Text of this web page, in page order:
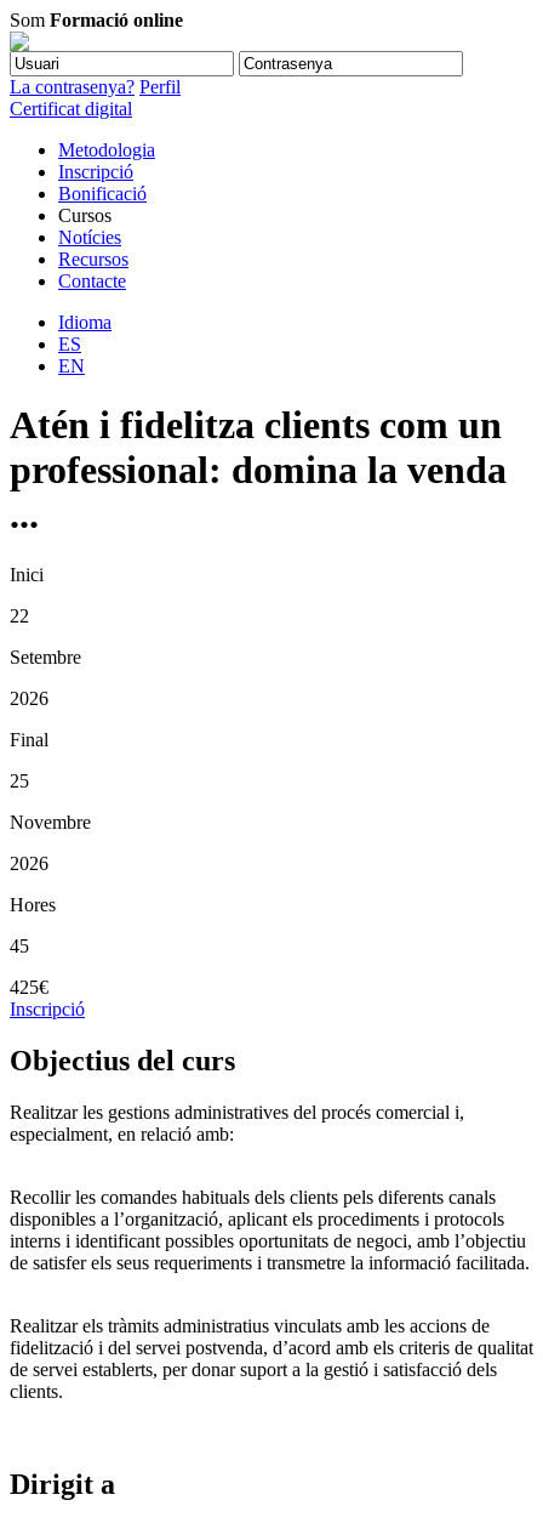
Som Formació online
La contrasenya? Perfil
Certificat digital
Metodologia
Inscripció
Bonificació
Cursos
Notícies
Recursos
Contacte
Idioma
ES
EN
Atén i fidelitza clients com un
professional: domina la venda
...
Inici
22
Setembre
2026
Final
25
Novembre
2026
Hores
45
425€
Inscripció
Objectius del curs
Realitzar les gestions administratives del procés comercial i,
especialment, en relació amb:
Recollir les comandes habituals dels clients pels diferents canals
disponibles a l’organització, aplicant els procediments i protocols
interns i identificant possibles oportunitats de negoci, amb l’objectiu
de satisfer els seus requeriments i transmetre la informació facilitada.
Realitzar els tràmits administratius vinculats amb les accions de
fidelització i del servei postvenda, d’acord amb els criteris de qualitat
de servei establerts, per donar suport a la gestió i satisfacció dels
clients.
Dirigit a